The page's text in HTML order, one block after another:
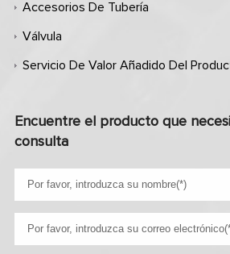
Accesorios De Tubería
Válvula
Servicio De Valor Añadido Del
Encuentre el producto que
consulta